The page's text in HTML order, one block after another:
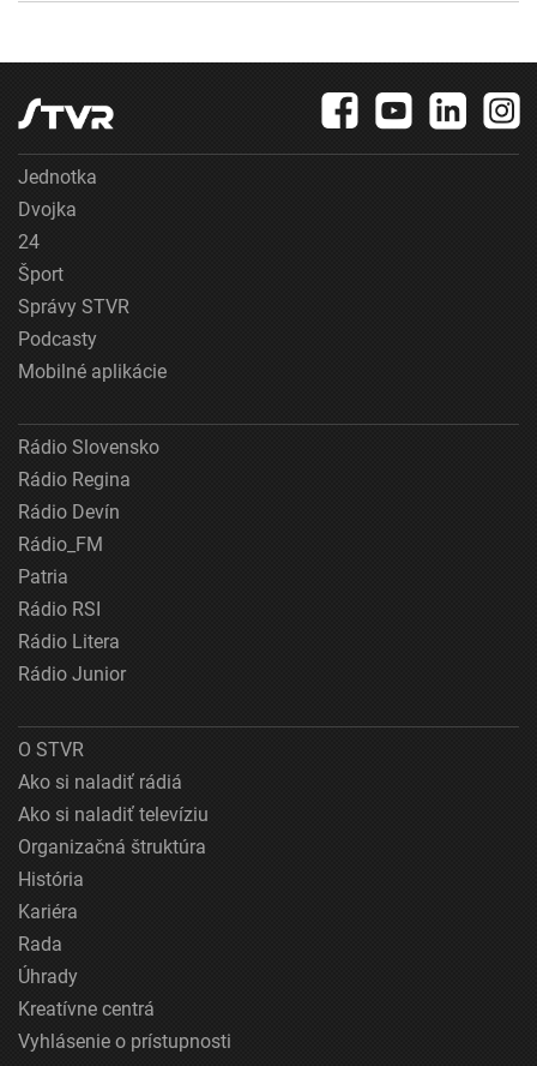
Jednotka
Dvojka
24
Šport
Správy STVR
Podcasty
Mobilné aplikácie
Rádio Slovensko
Rádio Regina
Rádio Devín
Rádio_FM
Patria
Rádio RSI
Rádio Litera
Rádio Junior
O STVR
Ako si naladiť rádiá
Ako si naladiť televíziu
Organizačná štruktúra
História
Kariéra
Rada
Úhrady
Kreatívne centrá
Vyhlásenie o prístupnosti